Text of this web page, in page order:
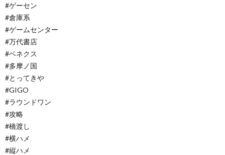
#ゲーセン
#倉庫系
#ゲームセンター
#万代書店
#ベネクス
#多摩ノ国
#とってきや
#GIGO
#ラウンドワン
#攻略
#橋渡し
#横ハメ
#縦ハメ